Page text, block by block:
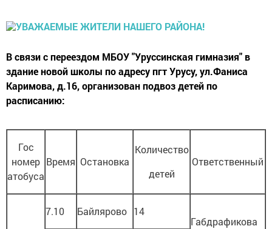
В связи с переездом МБОУ "Уруссинская гимназия" в
здание новой школы по адресу пгт Урусу, ул.Фаниса
Каримова, д.16, организован подвоз детей по
расписанию:
Гос
номер
атобуса
Время Остановка
Количество
детей
Ответственный
7.10 Байлярово 14
Габдрафикова